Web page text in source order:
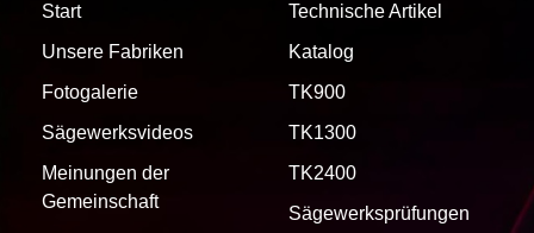
Start
Unsere Fabriken
Fotogalerie
Sägewerksvideos
Meinungen der
Gemeinschaft
Technische Artikel
Katalog
TK900
TK1300
TK2400
Sägewerksprüfungen